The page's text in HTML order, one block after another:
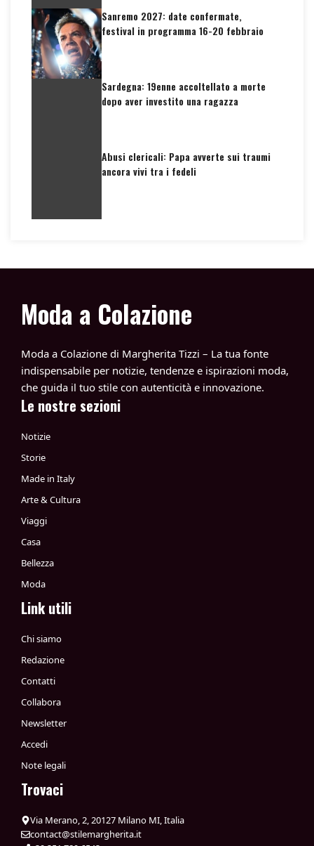
Sanremo 2027: date confermate,
festival in programma 16-20 febbraio
Sardegna: 19enne accoltellato a morte
dopo aver investito una ragazza
Abusi clericali: Papa avverte sui traumi
ancora vivi tra i fedeli
Moda a Colazione
Moda a Colazione di Margherita Tizzi – La tua fonte
indispensabile per notizie, tendenze e ispirazioni moda,
che guida il tuo stile con autenticità e innovazione.
Le nostre sezioni
Notizie
Storie
Made in Italy
Arte & Cultura
Viaggi
Casa
Bellezza
Moda
Link utili
Chi siamo
Redazione
Contatti
Collabora
Newsletter
Accedi
Note legali
Trovaci
Via Merano, 2, 20127 Milano MI, Italia
contact@stilemargherita.it